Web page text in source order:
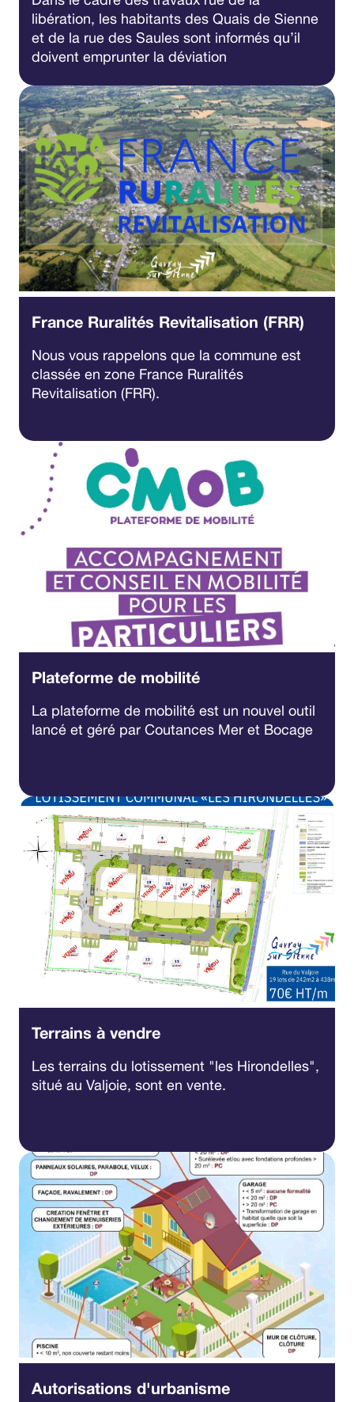
libération, les habitants des Quais de Sienne
et de la rue des Saules sont informés qu’il
doivent emprunter la déviation
France Ruralités Revitalisation (FRR)
Nous vous rappelons que la commune est
classée en zone France Ruralités
Revitalisation (FRR).
Plateforme de mobilité
La plateforme de mobilité est un nouvel outil
lancé et géré par Coutances Mer et Bocage
Terrains à vendre
Les terrains du lotissement "les Hirondelles",
situé au Valjoie, sont en vente.
Autorisations d'urbanisme